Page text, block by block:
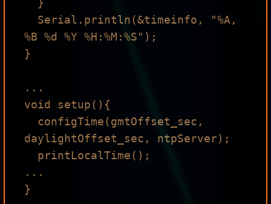
%B %d %Y %H:%M:%S");
}
...
void setup(){
daylightOffset_sec, ntpServer);
...